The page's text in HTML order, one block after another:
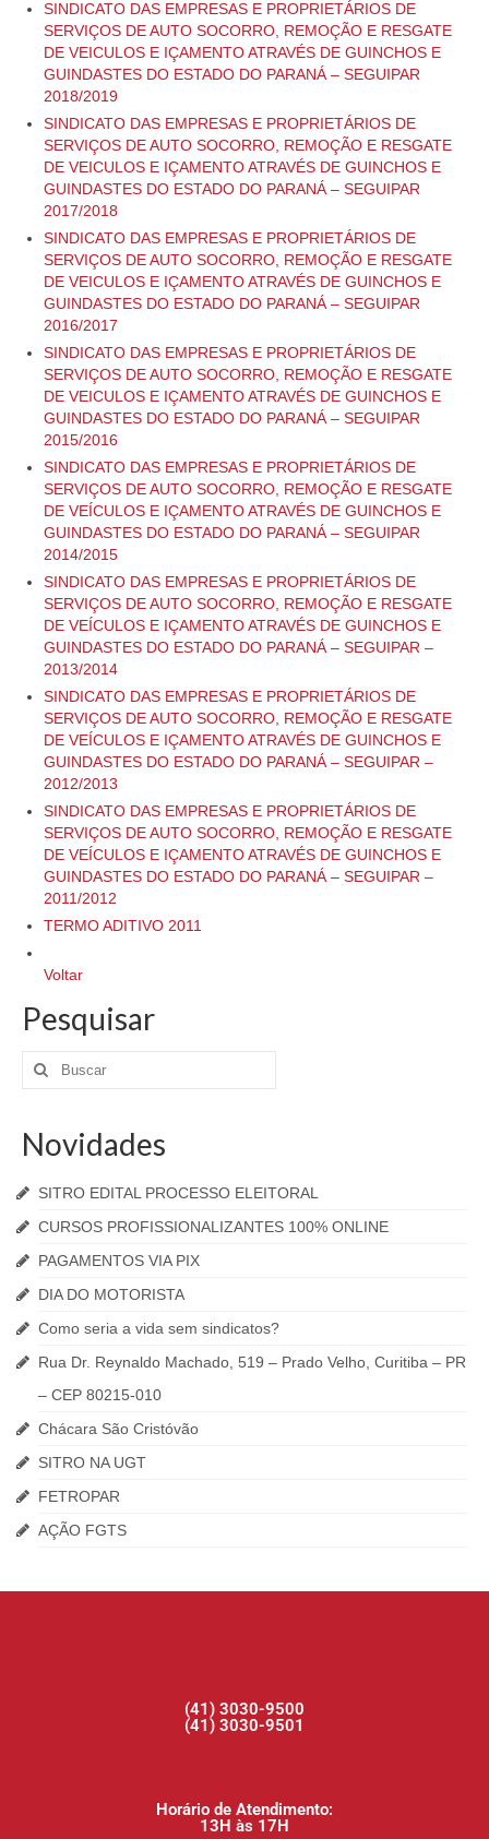
RESCISÃO DE CONTRATO
NOTÍCIAS
O BREQUE
CONTATO
SINDICATO DAS EMPRESAS E PROPRIETÁRIOS DE
SERVIÇOS DE AUTO SOCORRO, REMOÇÃO E RESGATE
DE VEICULOS E IÇAMENTO ATRAVÉS DE GUINCHOS E
GUINDASTES DO ESTADO DO PARANÁ – SEGUIPAR
2018/2019
SINDICATO DAS EMPRESAS E PROPRIETÁRIOS DE
SERVIÇOS DE AUTO SOCORRO, REMOÇÃO E RESGATE
DE VEICULOS E IÇAMENTO ATRAVÉS DE GUINCHOS E
GUINDASTES DO ESTADO DO PARANÁ – SEGUIPAR
2017/2018
SINDICATO DAS EMPRESAS E PROPRIETÁRIOS DE
SERVIÇOS DE AUTO SOCORRO, REMOÇÃO E RESGATE
DE VEICULOS E IÇAMENTO ATRAVÉS DE GUINCHOS E
GUINDASTES DO ESTADO DO PARANÁ – SEGUIPAR
2016/2017
SINDICATO DAS EMPRESAS E PROPRIETÁRIOS DE
SERVIÇOS DE AUTO SOCORRO, REMOÇÃO E RESGATE
DE VEICULOS E IÇAMENTO ATRAVÉS DE GUINCHOS E
GUINDASTES DO ESTADO DO PARANÁ – SEGUIPAR
2015/2016
SINDICATO DAS EMPRESAS E PROPRIETÁRIOS DE
SERVIÇOS DE AUTO SOCORRO, REMOÇÃO E RESGATE
DE VEÍCULOS E IÇAMENTO ATRAVÉS DE GUINCHOS E
GUINDASTES DO ESTADO DO PARANÁ – SEGUIPAR
2014/2015
SINDICATO DAS EMPRESAS E PROPRIETÁRIOS DE
SERVIÇOS DE AUTO SOCORRO, REMOÇÃO E RESGATE
DE VEÍCULOS E IÇAMENTO ATRAVÉS DE GUINCHOS E
GUINDASTES DO ESTADO DO PARANÁ – SEGUIPAR –
2013/2014
SINDICATO DAS EMPRESAS E PROPRIETÁRIOS DE
SERVIÇOS DE AUTO SOCORRO, REMOÇÃO E RESGATE
DE VEÍCULOS E IÇAMENTO ATRAVÉS DE GUINCHOS E
GUINDASTES DO ESTADO DO PARANÁ – SEGUIPAR –
2012/2013
SINDICATO DAS EMPRESAS E PROPRIETÁRIOS DE
SERVIÇOS DE AUTO SOCORRO, REMOÇÃO E RESGATE
DE VEÍCULOS E IÇAMENTO ATRAVÉS DE GUINCHOS E
GUINDASTES DO ESTADO DO PARANÁ – SEGUIPAR –
2011/2012
TERMO ADITIVO 2011
Voltar
Pesquisar
Novidades
SITRO EDITAL PROCESSO ELEITORAL
CURSOS PROFISSIONALIZANTES 100% ONLINE
PAGAMENTOS VIA PIX
DIA DO MOTORISTA
Como seria a vida sem sindicatos?
Rua Dr. Reynaldo Machado, 519 – Prado Velho, Curitiba – PR
– CEP 80215-010
Chácara São Cristóvão
SITRO NA UGT
FETROPAR
AÇÃO FGTS
(41) 3030-9500
(41) 3030-9501
Horário de Atendimento:
13H às 17H